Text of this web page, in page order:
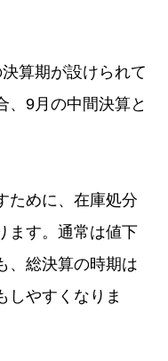
算期が設けられて
、9月の中間決算と
ために、在庫処分
ます。通常は値下
、総決算の時期は
しやすくなりま